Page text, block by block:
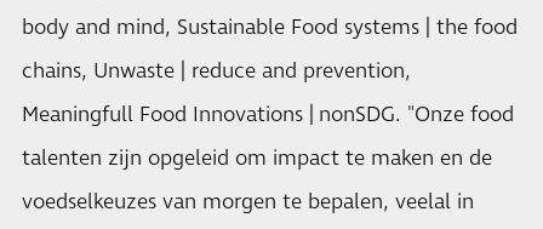
body and mind, Sustainable Food systems | the food
chains, Unwaste | reduce and prevention,
Meaningfull Food Innovations | nonSDG. "Onze food
talenten zijn opgeleid om impact te maken en de
voedselkeuzes van morgen te bepalen, veelal in